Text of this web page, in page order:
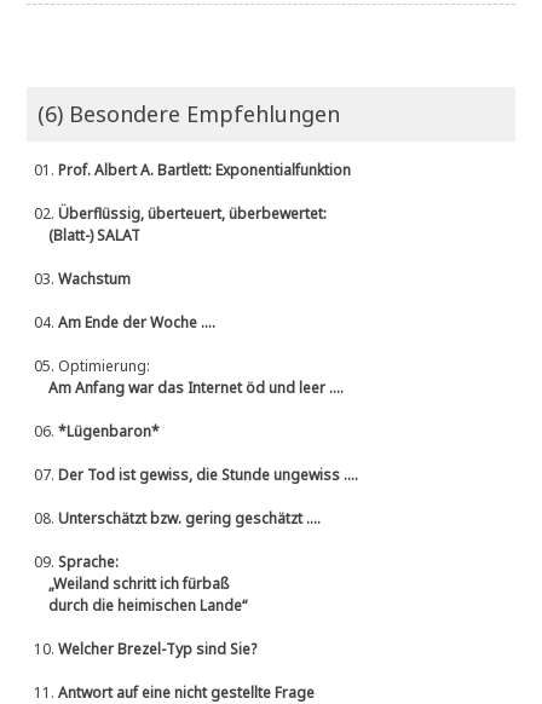
(6) Besondere Empfehlungen
01.Prof. Albert A. Bartlett: Exponentialfunktion
02.Überflüssig, überteuert, überbewertet:
(Blatt-) SALAT
03.Wachstum
04.Am Ende der Woche ....
05. Optimierung:
Am Anfang war das Internet öd und leer ....
06.*Lügenbaron*
07.Der Tod ist gewiss, die Stunde ungewiss ....
08.Unterschätzt bzw. gering geschätzt ....
09.Sprache:
„Weiland schritt ich fürbaß
durch die heimischen Lande“
10.Welcher Brezel-Typ sind Sie?
11.Antwort auf eine nicht gestellte Frage